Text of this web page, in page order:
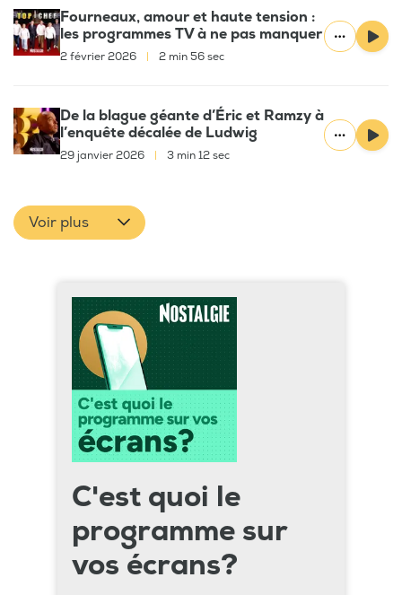
Fourneaux, amour et haute tension :
les programmes TV à ne pas manquer
2 février 2026 2 min 56 sec
De la blague géante d’Éric et Ramzy à
l’enquête décalée de Ludwig
29 janvier 2026 3 min 12 sec
Voir plus
C'est quoi le
programme sur
vos écrans?